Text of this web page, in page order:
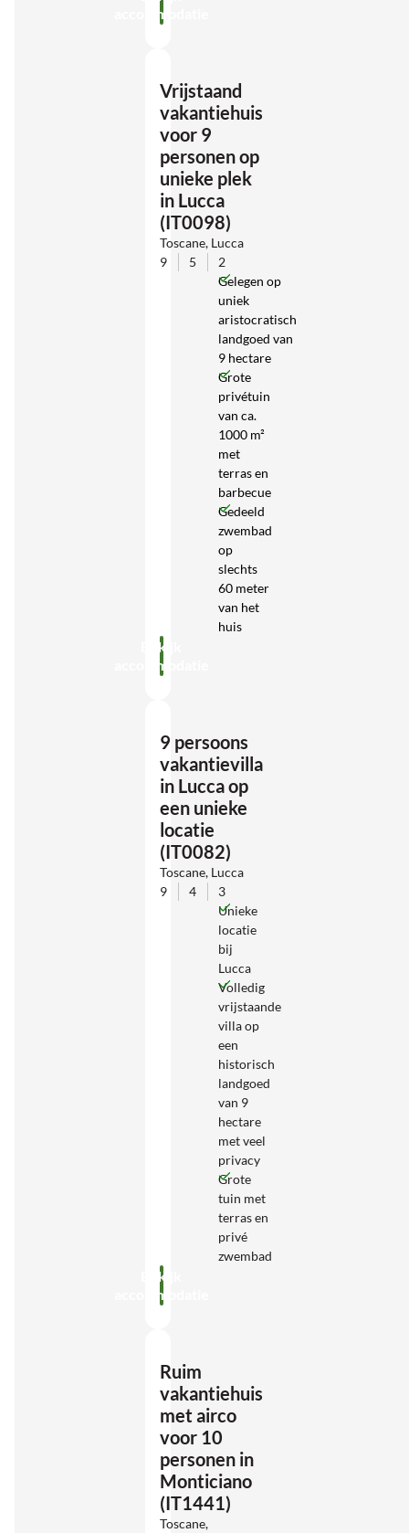
accommodatie
Vrijstaand
vakantiehuis
voor 9
personen op
unieke plek
in Lucca
(IT0098)
Toscane, Lucca
9
5
2
Gelegen op
uniek
aristocratisch
landgoed van
9 hectare
Grote
privétuin
van ca.
1000 m²
met
terras en
barbecue
Gedeeld
zwembad
op
slechts
60 meter
van het
huis
Bekijk
accommodatie
9 persoons
vakantievilla
in Lucca op
een unieke
locatie
(IT0082)
Toscane, Lucca
9
4
3
Unieke
locatie
bij
Lucca
Volledig
vrijstaande
villa op
een
historisch
landgoed
van 9
hectare
met veel
privacy
Grote
tuin met
terras en
privé
zwembad
Bekijk
accommodatie
Ruim
vakantiehuis
met airco
voor 10
personen in
Monticiano
(IT1441)
Toscane,